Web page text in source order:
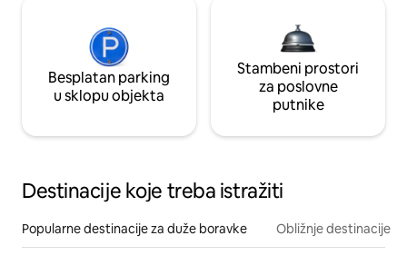
Besplatan parking
u sklopu objekta
Stambeni prostori
za poslovne
putnike
Destinacije koje treba istražiti
Popularne destinacije za duže boravke Obližnje destinacije